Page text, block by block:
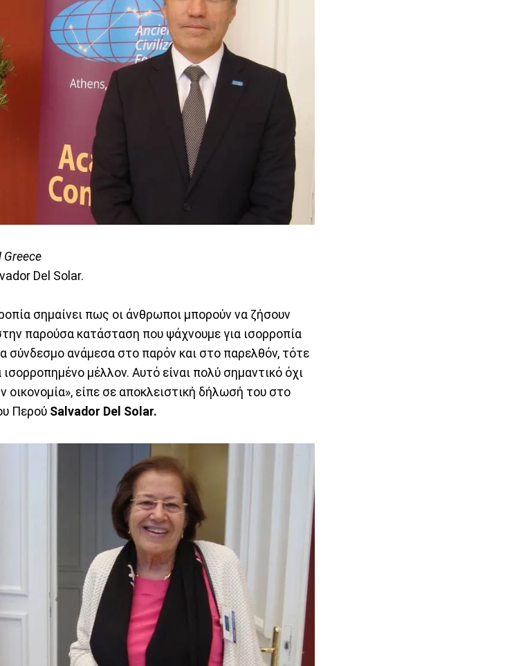
Greece
Del Solar.
σημαίνει πως οι άνθρωποι μπορούν να ζήσουν
παρούσα κατάσταση που ψάχνουμε για ισορροπία
σύνδεσμο ανάμεσα στο παρόν και στο παρελθόν, τότε
μέλλον. Αυτό είναι πολύ σημαντικό όχι
οικονομία», είπε σε αποκλειστική δήλωσή του στο
Περού Salvador Del Solar.